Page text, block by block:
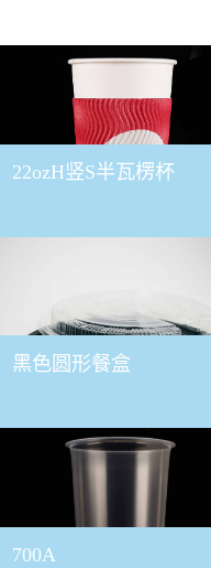
22ozH竖S半瓦楞杯
黑色圆形餐盒
700A